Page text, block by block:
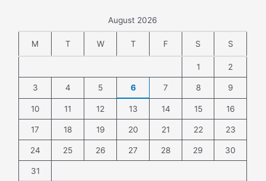
August 2026
M T W T F S S
1 2
3 4 5 6 7 8 9
10 11 12 13 14 15 16
17 18 19 20 21 22 23
24 25 26 27 28 29 30
31